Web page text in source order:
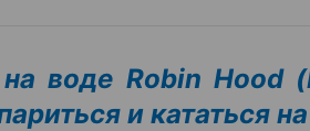
воде Robin Hood
и кататься